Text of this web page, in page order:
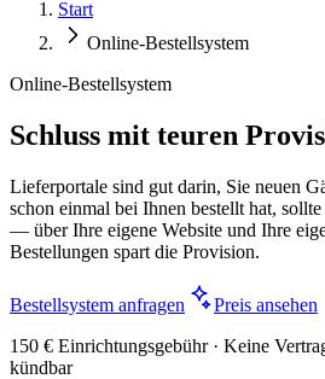
Start
Online-Bestellsystem
Online-Bestellsystem
Schluss mit teuren
Lieferportale sind gut darin, Sie neuen
schon einmal bei Ihnen bestellt hat,
— über Ihre eigene Website und Ihre
Bestellungen spart die Provision.
Bestellsystem anfragen
Preis ansehen
150 € Einrichtungsgebühr · Keine
kündbar